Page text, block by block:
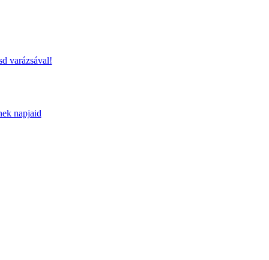
varázsával!
napjaid